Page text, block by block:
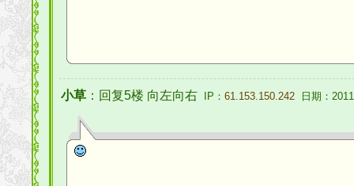
小草 ：回复5楼 向左向右 IP： 61.153.150.242 日期：